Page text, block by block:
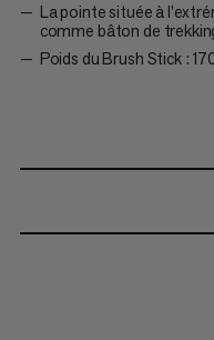
La pointe située à
comme bâton de
Poids du Brush Stick :